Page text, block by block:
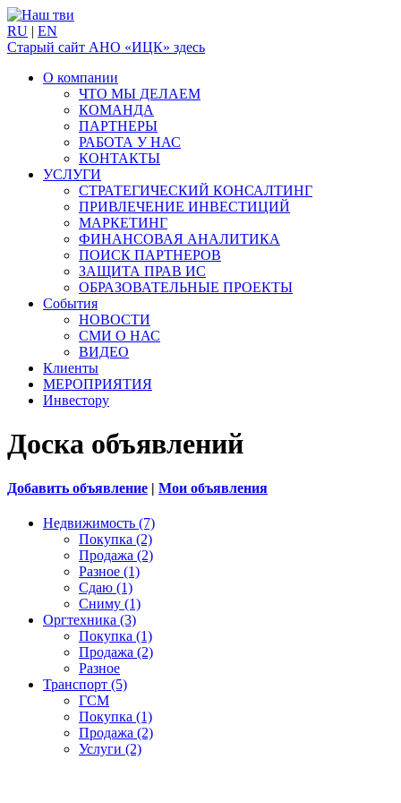
RU | EN
Старый сайт АНО «ИЦК» здесь
О компании
ЧТО МЫ ДЕЛАЕМ
КОМАНДА
ПАРТНЕРЫ
РАБОТА У НАС
КОНТАКТЫ
УСЛУГИ
СТРАТЕГИЧЕСКИЙ КОНСАЛТИНГ
ПРИВЛЕЧЕНИЕ ИНВЕСТИЦИЙ
МАРКЕТИНГ
ФИНАНСОВАЯ АНАЛИТИКА
ПОИСК ПАРТНЕРОВ
ЗАЩИТА ПРАВ ИС
ОБРАЗОВАТЕЛЬНЫЕ ПРОЕКТЫ
События
НОВОСТИ
СМИ О НАС
ВИДЕО
Клиенты
МЕРОПРИЯТИЯ
Инвестору
Доска объявлений
Добавить объявление | Мои объявления
Недвижимость (7)
Покупка (2)
Продажа (2)
Разное (1)
Сдаю (1)
Сниму (1)
Оргтехника (3)
Покупка (1)
Продажа (2)
Разное
Транспорт (5)
ГСМ
Покупка (1)
Продажа (2)
Услуги (2)